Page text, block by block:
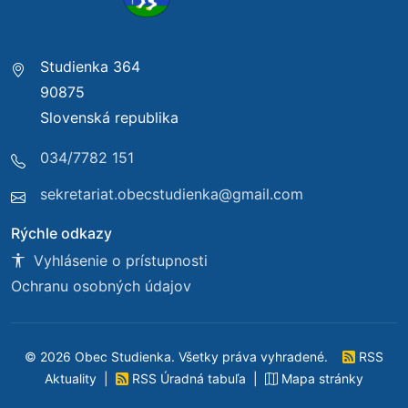
Studienka 364
90875
Slovenská republika
034/7782 151
sekretariat.obecstudienka@gmail.com
Rýchle odkazy
Vyhlásenie o prístupnosti
Ochranu osobných údajov
© 2026 Obec Studienka. Všetky práva vyhradené.
RSS
Aktuality
RSS Úradná tabuľa Mapa stránky